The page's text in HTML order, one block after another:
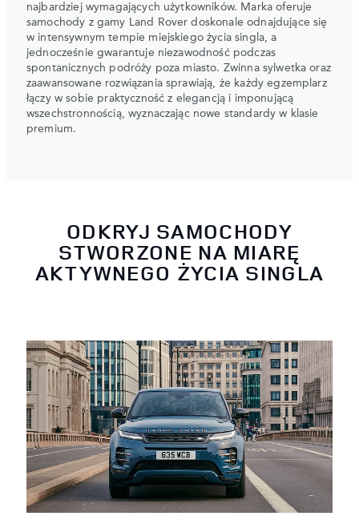
najbardziej wymagających użytkowników. Marka oferuje
samochody z gamy Land Rover doskonale odnajdujące się
w intensywnym tempie miejskiego życia singla, a
jednocześnie gwarantuje niezawodność podczas
spontanicznych podróży poza miasto. Zwinna sylwetka oraz
zaawansowane rozwiązania sprawiają, że każdy egzemplarz
łączy w sobie praktyczność z elegancją i imponującą
wszechstronnością, wyznaczając nowe standardy w klasie
premium.
ODKRYJ SAMOCHODY
STWORZONE NA MIARĘ
AKTYWNEGO ŻYCIA SINGLA